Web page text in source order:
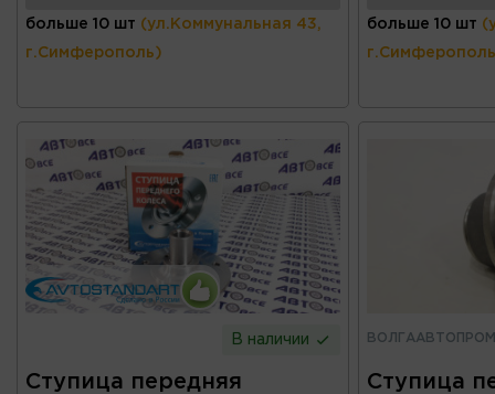
больше 10 шт (ул.Коммунальная 43,
г.Симферополь)
больше 10 шт
В наличии
Ступица передняя
ВОЛГААВТОПРОМ
Ступица